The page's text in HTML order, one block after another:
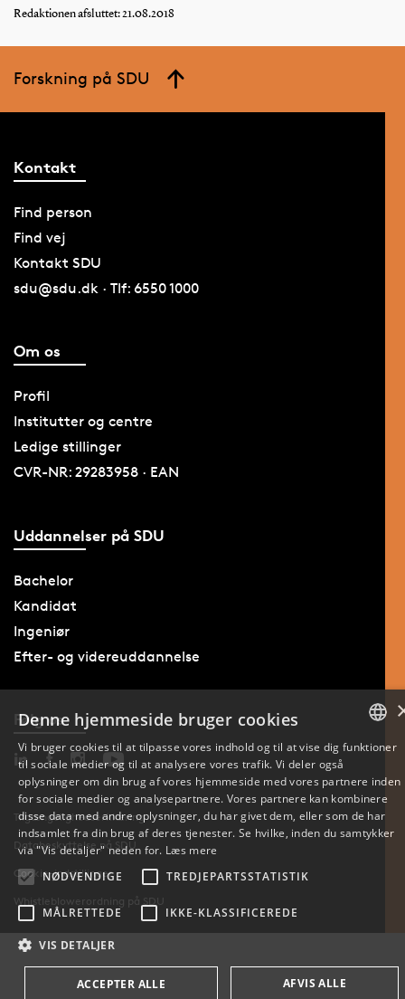
Redaktionen afsluttet: 21.08.2018
Forskning på SDU
Kontakt
Find person
Find vej
Kontakt SDU
sdu@sdu.dk · Tlf: 6550 1000
Om os
Profil
Institutter og centre
Ledige stillinger
CVR-NR: 29283958 · EAN
Uddannelser på SDU
Bachelor
Kandidat
Ingeniør
Efter- og videreuddannelse
Følg os
Tilgængelighedserklæring
Databeskyttelse på SDU
Cookie-indstillinger
Whistleblowerordning på SDU
ENGLISH
Denne hjemmeside bruger cookies
Vi bruger cookies til at tilpasse vores indhold og til at vise dig funktioner
til sociale medier og til at analysere vores trafik. Vi deler også
oplysninger om din brug af vores hjemmeside med vores partnere inden
for sociale medier og analysepartnere. Vores partnere kan kombinere
disse data med andre oplysninger, du har givet dem, eller som de har
indsamlet fra din brug af deres tjenester. Se hvilke, inden du samtykker
via "Vis detaljer" neden for. Læs mere
NØDVENDIGE
TREDJEPARTSSTATISTIK
MÅLRETTEDE IKKE-KLASSIFICEREDE
VIS DETALJER
ACCEPTER ALLE AFVIS ALLE